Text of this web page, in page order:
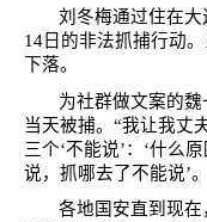
刘冬梅通过住在
14日的非法抓捕行动
下落。
为社群做文案的魏
当天被捕。 “我让我丈
三个‘不能说’： ‘什么
说，抓哪去了不能说’。
各地国安直到现在